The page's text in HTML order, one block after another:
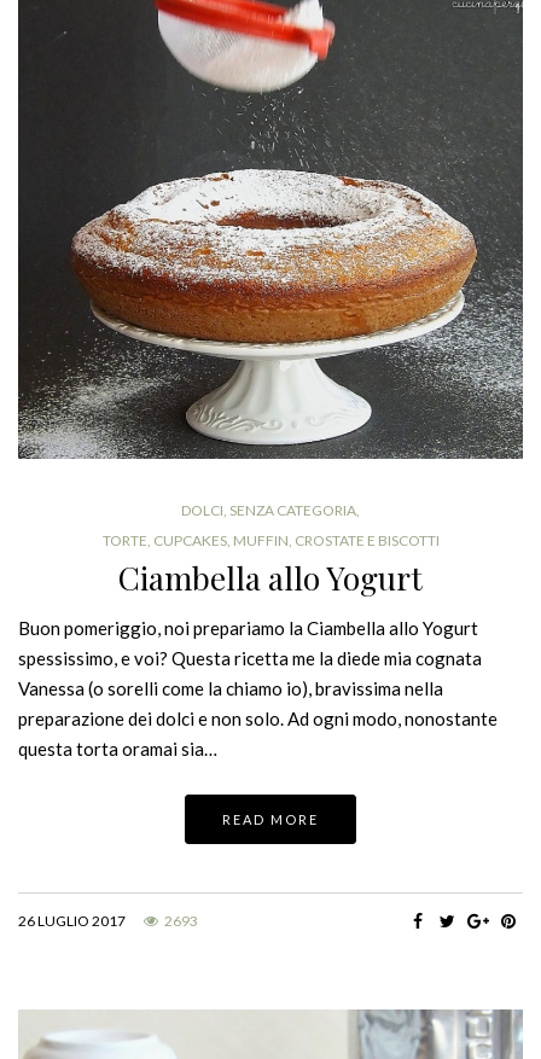
DOLCI SENZA CATEGORIA
TORTE, CUPCAKES, MUFFIN, CROSTATE E BISCOTTI
Ciambella allo Yogurt
Buon pomeriggio, noi prepariamo la Ciambella allo Yogurt
spessissimo, e voi? Questa ricetta me la diede mia cognata
Vanessa (o sorelli come la chiamo io), bravissima nella
preparazione dei dolci e non solo. Ad ogni modo, nonostante
questa torta oramai sia…
READ MORE
26 LUGLIO 2017 2693